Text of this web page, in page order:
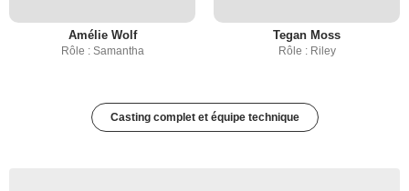
Amélie Wolf
Rôle : Samantha
Tegan Moss
Rôle : Riley
Casting complet et équipe technique